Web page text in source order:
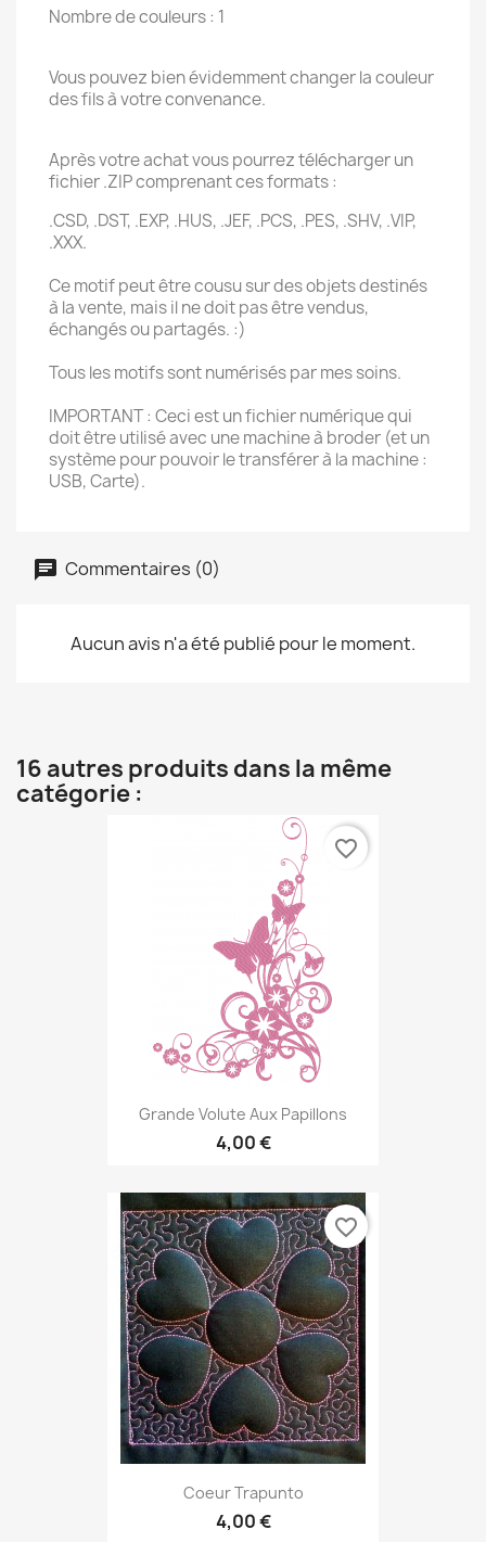
Nombre de couleurs : 1
Vous pouvez bien évidemment changer la couleur
des fils à votre convenance.
Après votre achat vous pourrez télécharger un
fichier .ZIP comprenant ces formats :
.CSD, .DST, .EXP, .HUS, .JEF, .PCS, .PES, .SHV, .VIP,
.XXX.
Ce motif peut être cousu sur des objets destinés
à la vente, mais il ne doit pas être vendus,
échangés ou partagés. :)
Tous les motifs sont numérisés par mes soins.
IMPORTANT : Ceci est un fichier numérique qui
doit être utilisé avec une machine à broder (et un
système pour pouvoir le transférer à la machine :
USB, Carte).
Commentaires (0)
Aucun avis n'a été publié pour le moment.
16 autres produits dans la même
catégorie :
Grande Volute Aux Papillons
4,00 €
favorite_border
Coeur Trapunto
4,00 €
favorite_border